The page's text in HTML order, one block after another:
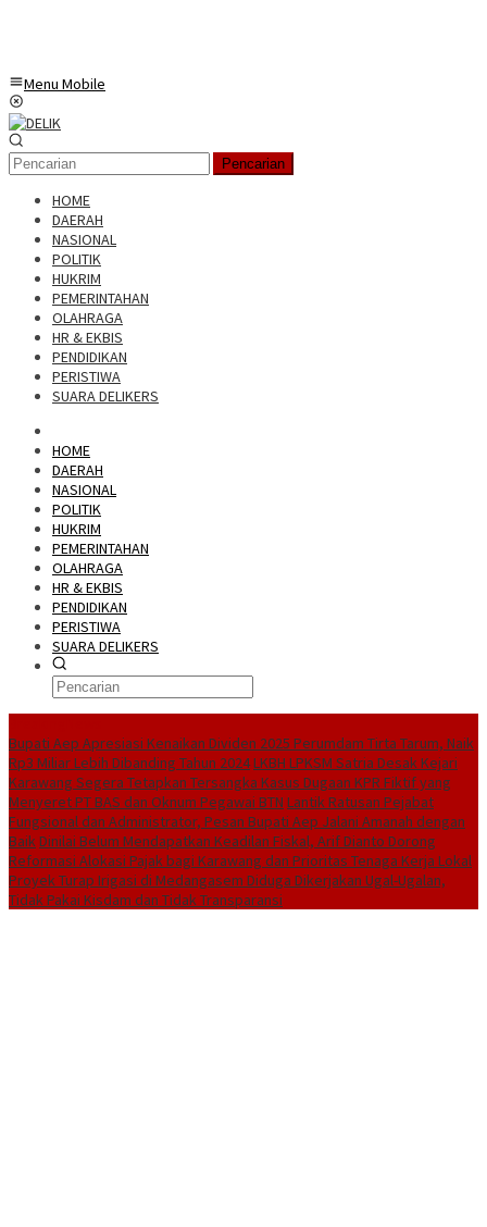
Menu Mobile
Pencarian
HOME
DAERAH
NASIONAL
POLITIK
HUKRIM
PEMERINTAHAN
OLAHRAGA
HR & EKBIS
PENDIDIKAN
PERISTIWA
SUARA DELIKERS
HOME
DAERAH
NASIONAL
POLITIK
HUKRIM
PEMERINTAHAN
OLAHRAGA
HR & EKBIS
PENDIDIKAN
PERISTIWA
SUARA DELIKERS
Bupati Aep Apresiasi Kenaikan Dividen 2025 Perumdam Tirta Tarum, Naik
Rp3 Miliar Lebih Dibanding Tahun 2024LKBH LPKSM Satria Desak Kejari
Karawang Segera Tetapkan Tersangka Kasus Dugaan KPR Fiktif yang
Menyeret PT BAS dan Oknum Pegawai BTN Lantik Ratusan Pejabat
Fungsional dan Administrator, Pesan Bupati Aep Jalani Amanah dengan
BaikDinilai Belum Mendapatkan Keadilan Fiskal, Arif Dianto Dorong
Reformasi Alokasi Pajak bagi Karawang dan Prioritas Tenaga Kerja Lokal
Proyek Turap Irigasi di Medangasem Diduga Dikerjakan Ugal-Ugalan,
Tidak Pakai Kisdam dan Tidak Transparansi